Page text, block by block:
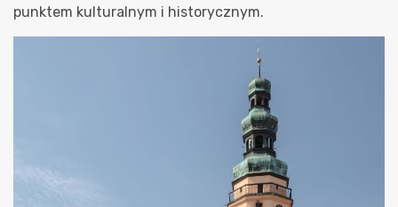
punktem kulturalnym i historycznym.